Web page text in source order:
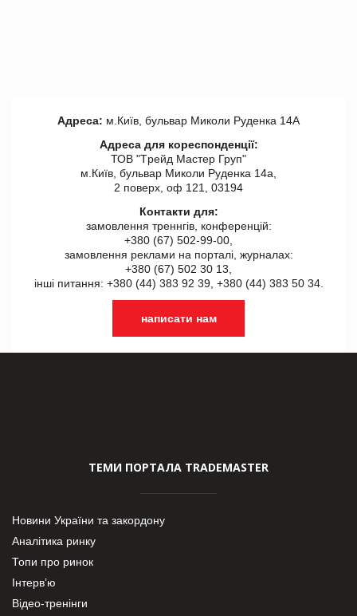
Адреса: м.Київ, бульвар Миколи Руденка 14А
Адреса для кореспонденції:
ТОВ "Tрейд Мастер Груп"
м.Київ, бульвар Миколи Руденка 14а,
2 поверх, оф 121, 03194
Контакти для:
замовлення треннгів, конференцій:
+380 (67) 502-99-00,
замовлення реклами на порталі, журналах:
+380 (67) 502 30 13,
інші питання: +380 (44) 383 92 39, +380 (44) 383 50 34.
написати нам
ТЕМИ ПОРТАЛА TRADEMASTER
Новини України та закордону
Аналітика ринку
Топи про ринок
Інтерв’ю
Відео-тренінги